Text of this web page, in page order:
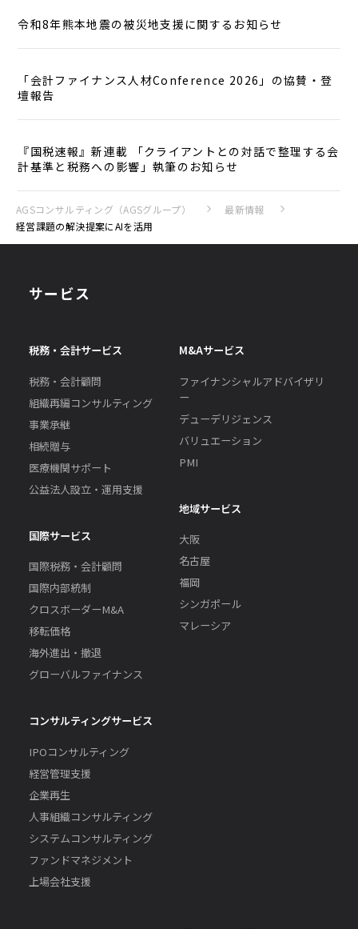
令和8年熊本地震の被災地支援に関するお知らせ
「会計ファイナンス人材Conference 2026」の協賛・登
壇報告
『国税速報』新連載 「クライアントとの対話で整理する会
計基準と税務への影響」執筆のお知らせ
AGSコンサルティング（AGSグループ）
最新情報
経営課題の解決提案にAIを活用
サービス
税務・会計サービス
税務・会計顧問
組織再編コンサルティング
事業承継
相続贈与
医療機関サポート
公益法人設立・運用支援
国際サービス
国際税務・会計顧問
国際内部統制
クロスボーダーM&A
移転価格
海外進出・撤退
グローバルファイナンス
コンサルティングサービス
IPOコンサルティング
経営管理支援
企業再生
人事組織コンサルティング
システムコンサルティング
ファンドマネジメント
上場会社支援
M&Aサービス
ファイナンシャルアドバイザリ
ー
デューデリジェンス
バリュエーション
PMI
地域サービス
大阪
名古屋
福岡
シンガポール
マレーシア